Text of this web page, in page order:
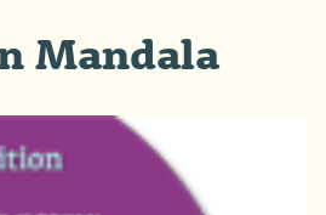
Mandala